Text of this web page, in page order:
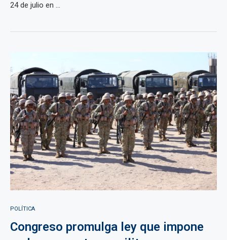
24 de julio en ...
POLÍTICA
Congreso promulga ley que impone